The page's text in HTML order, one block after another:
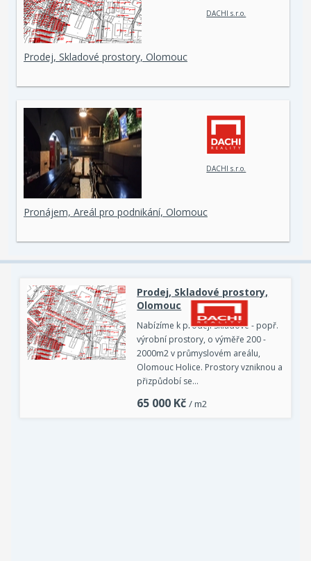
DACHI s.r.o.
Prodej, Skladové prostory, Olomouc
DACHI s.r.o.
Pronájem, Areál pro podnikání, Olomouc
Prodej, Skladové prostory,
Olomouc
Nabízíme k prodeji skladové - popř.
výrobní prostory, o výměře 200 -
2000m2 v průmyslovém areálu,
Olomouc Holice. Prostory vzniknou a
přizpůdobí se…
65 000 Kč / m2